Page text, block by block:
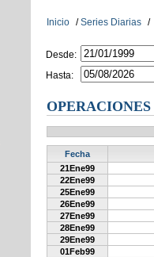
Inicio / Series Diarias /
Desde:
Hasta:
Fecha
21Ene99
22Ene99
25Ene99
26Ene99
27Ene99
28Ene99
29Ene99
01Feb99